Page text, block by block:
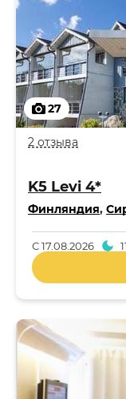
27
2 отзыва
K5 Levi 4*
Финляндия,
С17.08.2026